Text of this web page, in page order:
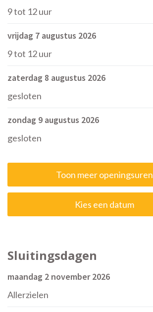
9tot 12uur
vrijdag 7 augustus 2026
9tot 12uur
zaterdag 8 augustus 2026
gesloten
zondag 9 augustus 2026
gesloten
Toon meer openingsuren
Kies een datum
Sluitingsdagen
maandag 2 november 2026
Allerzielen